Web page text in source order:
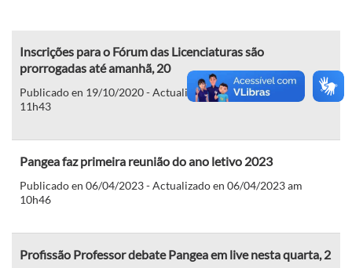
Inscrições para o Fórum das Licenciaturas são
prorrogadas até amanhã, 20
Publicado en 19/10/2020 - Actualizado en 19/10/2020 am
11h43
Pangea faz primeira reunião do ano letivo 2023
Publicado en 06/04/2023 - Actualizado en 06/04/2023 am
10h46
Profissão Professor debate Pangea em live nesta quarta, 2